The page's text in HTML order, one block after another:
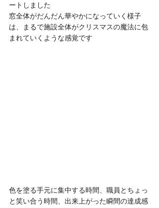
ートしました
窓全体がだんだん華やかになっていく様子
は、まるで施設全体がクリスマスの魔法に包
まれていくような感覚です
色を塗る手元に集中する時間、職員とちょっ
と笑い合う時間、出来上がった瞬間の達成感